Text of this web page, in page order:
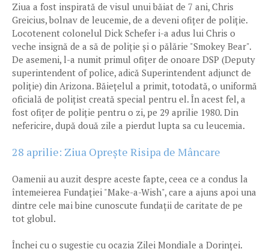
Ziua a fost inspirată de visul unui băiat de 7 ani, Chris
Greicius, bolnav de leucemie, de a deveni ofițer de poliție.
Locotenent colonelul Dick Schefer i-a adus lui Chris o
veche insignă de a să de poliție și o pălărie "Smokey Bear".
De asemeni, l-a numit primul ofițer de onoare DSP (Deputy
superintendent of police, adică Superintendent adjunct de
poliție) din Arizona. Băiețelul a primit, totodată, o uniformă
oficială de polițist creată special pentru el. În acest fel, a
fost ofițer de poliție pentru o zi, pe 29 aprilie 1980. Din
nefericire, după două zile a pierdut lupta sa cu leucemia.
28 aprilie: Ziua Oprește Risipa de Mâncare
Oamenii au auzit despre aceste fapte, ceea ce a condus la
întemeierea Fundației "Make-a-Wish", care a ajuns apoi una
dintre cele mai bine cunoscute fundații de caritate de pe
tot globul.
Închei cu o sugestie cu ocazia Zilei Mondiale a Dorinței.